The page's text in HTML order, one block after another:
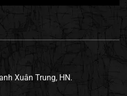
Xuân Trung, HN.